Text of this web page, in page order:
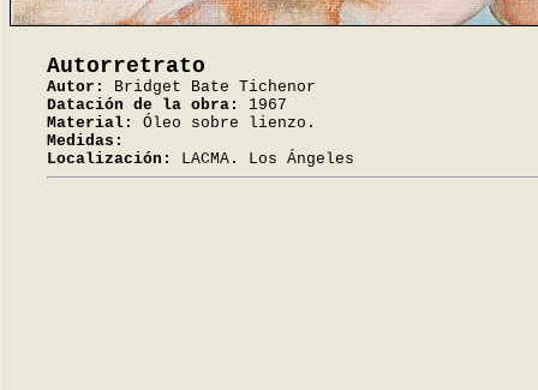
Autorretrato
Autor:
Bridget Bate Tichenor
Datación de la obra:
1967
Material:
Óleo sobre lienzo.
Medidas:
Localización:
LACMA. Los Ángeles